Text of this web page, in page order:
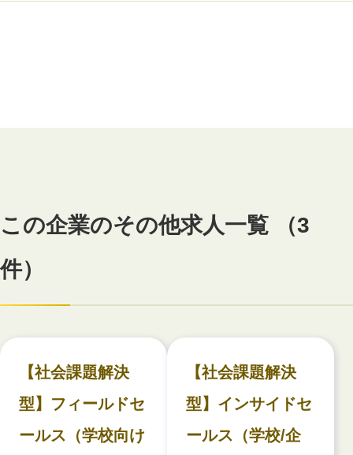
この企業のその他求人一覧 （3
件）
【社会課題解決
型】フィールドセ
ールス（学校向け
【社会課題解決
型】インサイドセ
ールス（学校/企